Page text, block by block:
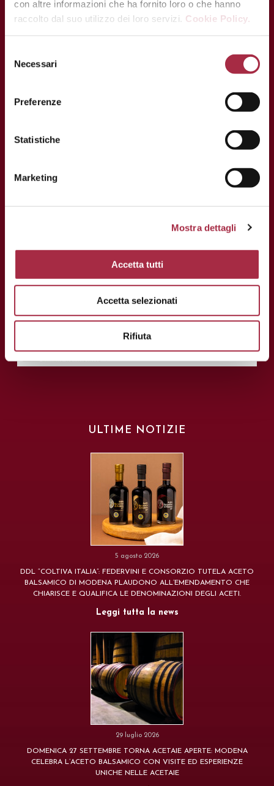
con altre informazioni che ha fornito loro o che hanno
raccolto dal suo utilizzo dei loro servizi. Cookie Policy.
Necessari
Preferenze
Statistiche
Marketing
Mostra dettagli
Accetta tutti
Accetta selezionati
Rifiuta
P.IVA e C.F: 02163700368
ULTIME NOTIZIE
5 agosto 2026
DDL “COLTIVA ITALIA”: FEDERVINI E CONSORZIO TUTELA ACETO
BALSAMICO DI MODENA PLAUDONO ALL’EMENDAMENTO CHE
CHIARISCE E QUALIFICA LE DENOMINAZIONI DEGLI ACETI.
Leggi tutta la news
29 luglio 2026
DOMENICA 27 SETTEMBRE TORNA ACETAIE APERTE: MODENA
CELEBRA L’ACETO BALSAMICO CON VISITE ED ESPERIENZE
UNICHE NELLE ACETAIE